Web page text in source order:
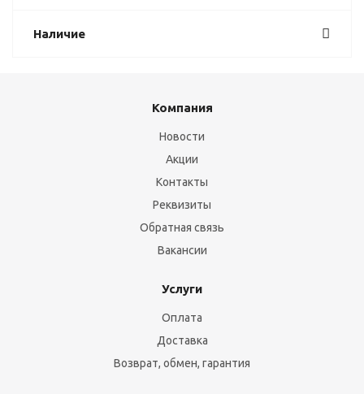
Наличие
Компания
Новости
Акции
Контакты
Реквизиты
Обратная связь
Вакансии
Услуги
Оплата
Доставка
Возврат, обмен, гарантия